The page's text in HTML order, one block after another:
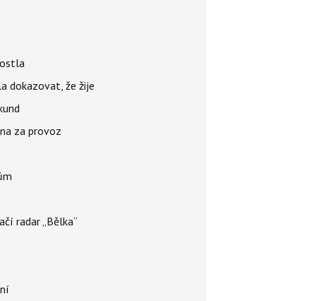
dokazovat, že žije
za provoz
radar „Bělka“